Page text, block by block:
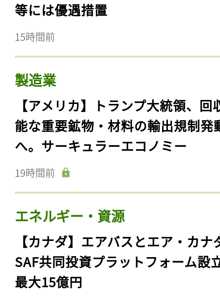
等には優遇措置
15時間前
製造業
【アメリカ】トランプ大統領、回
能な重要鉱物・材料の輸出規制発
へ。サーキュラーエコノミー
19時間前
エネルギー・資源
【カナダ】エアバスとエア・カナ
SAF共同投資プラットフォーム設
最大15億円